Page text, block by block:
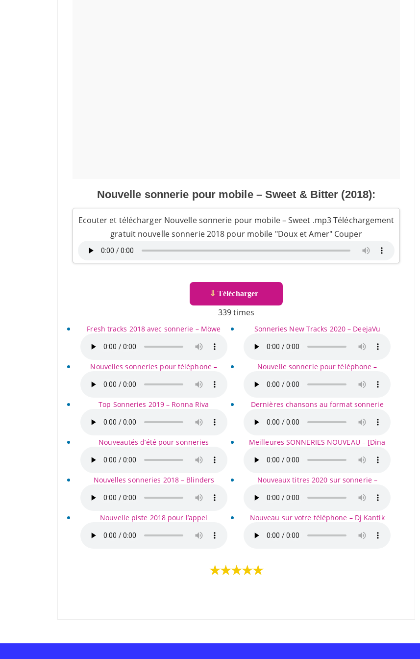
Nouvelle sonnerie pour mobile – Sweet & Bitter (2018):
Ecouter et télécharger Nouvelle sonnerie pour mobile – Sweet .mp3 Téléchargement
gratuit nouvelle sonnerie 2018 pour mobile "Doux et Amer" Couper
⇓ Télécharger
339 times
Fresh tracks 2018 avec sonnerie – Möwe
Nouvelles sonneries pour téléphone –
Top Sonneries 2019 – Ronna Riva
Nouveautés d’été pour sonneries
Nouvelles sonneries 2018 – Blinders
Nouvelle piste 2018 pour l’appel
Sonneries New Tracks 2020 – DeejaVu
Nouvelle sonnerie pour téléphone –
Dernières chansons au format sonnerie
Meilleures SONNERIES NOUVEAU – [Dina
Nouveaux titres 2020 sur sonnerie –
Nouveau sur votre téléphone – Dj Kantik
★★★★★